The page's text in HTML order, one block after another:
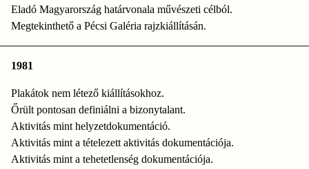
Eladó Magyarország határvonala művészeti célból.
Megtekinthető a Pécsi Galéria rajzkiállításán.
1981
Plakátok nem létező kiállításokhoz.
Őrült pontosan definiálni a bizonytalant.
Aktivitás mint helyzetdokumentáció.
Aktivitás mint a tételezett aktivitás dokumentációja.
Aktivitás mint a tehetetlenség dokumentációja.